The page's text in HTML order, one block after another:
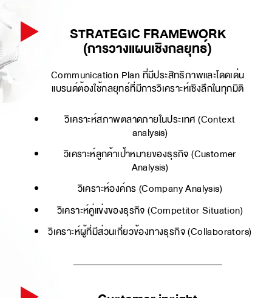
STRATEGIC FRAMEWORK
(การวางแผนเชิงกลยุทธ์)
Communication Plan ที่มีประสิทธิภาพและโดดเด่น
แบรนด์ต้องใช้กลยุทธ์ที่มีการวิเคราะห์เชิงลึกในทุกมิติ
วิเคราะห์สภาพตลาดภายในประเทศ (Context
analysis)
วิเคราะห์ลูกค้าเป้าหมายของธุรกิจ (Customer
Analysis)
วิเคราะห์องค์กร (Company Analysis)
วิเคราะห์คู่แข่งของธุรกิจ (Competitor Situation)
วิเคราะห์ผู้ที่มีส่วนเกี่ยวข้องทางธุรกิจ (Collaborators)